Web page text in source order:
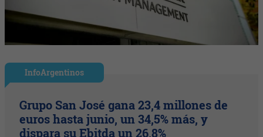
InfoArgentinos
Grupo San José gana 23,4 millones de
euros hasta junio, un 34,5% más, y
dispara su Ebitda un 26,8%